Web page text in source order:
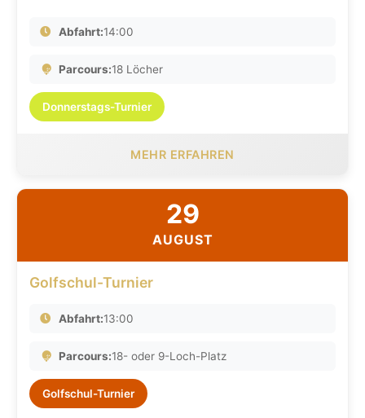
Abfahrt:14:00
Parcours:18 Löcher
Donnerstags-Turnier
MEHR ERFAHREN
29
AUGUST
Golfschul-Turnier
Abfahrt:13:00
Parcours:18- oder 9-Loch-Platz
Golfschul-Turnier